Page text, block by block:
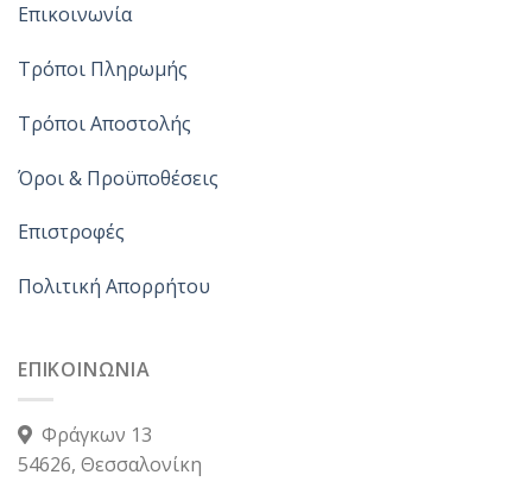
Επικοινωνία
Τρόποι Πληρωμής
Τρόποι Αποστολής
Όροι & Προϋποθέσεις
Επιστροφές
Πολιτική Απορρήτου
ΕΠΙΚΟΙΝΩΝΙΑ
Φράγκων 13
54626, Θεσσαλονίκη